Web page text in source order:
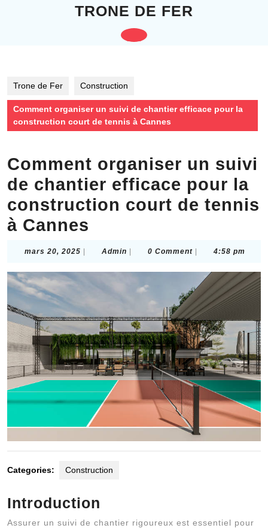
TRONE DE FER
Open
Trone de Fer Construction
Comment organiser un suivi de chantier efficace pour la
construction court de tennis à Cannes
Comment organiser un suivi
de chantier efficace pour la
construction court de tennis
à Cannes
mars 20, 2025 mars
2025
Admin Admin0 Comment 4:58 pm
Categories: Construction
Introduction
Assurer un suivi de chantier rigoureux est essentiel pour